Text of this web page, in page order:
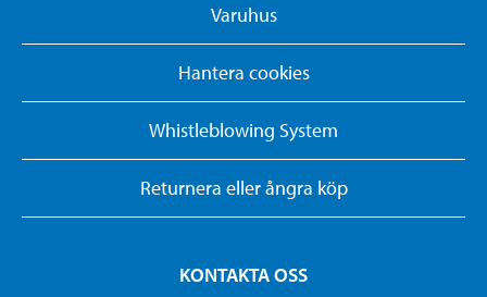
Varuhus
Hantera cookies
Whistleblowing System
Returnera eller ångra köp
KONTAKTA OSS